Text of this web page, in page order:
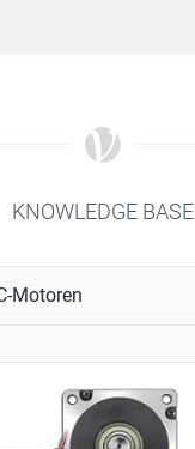
KNOWLEDGE BASE
Motoren